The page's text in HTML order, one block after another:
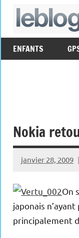
Aller
ENFANTS
Nokia
janvier 28, 2009
On
japonais
principalement